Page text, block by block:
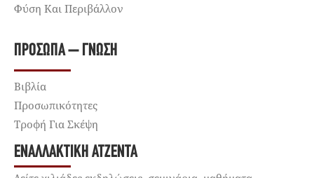
Φύση Και Περιβάλλον
ΠΡΌΣΩΠΑ – ΓΝΏΣΗ
Βιβλία
Προσωπικότητες
Τροφή Για Σκέψη
ΕΝΑΛΛΑΚΤΙΚΉ ΑΤΖΈΝΤΑ